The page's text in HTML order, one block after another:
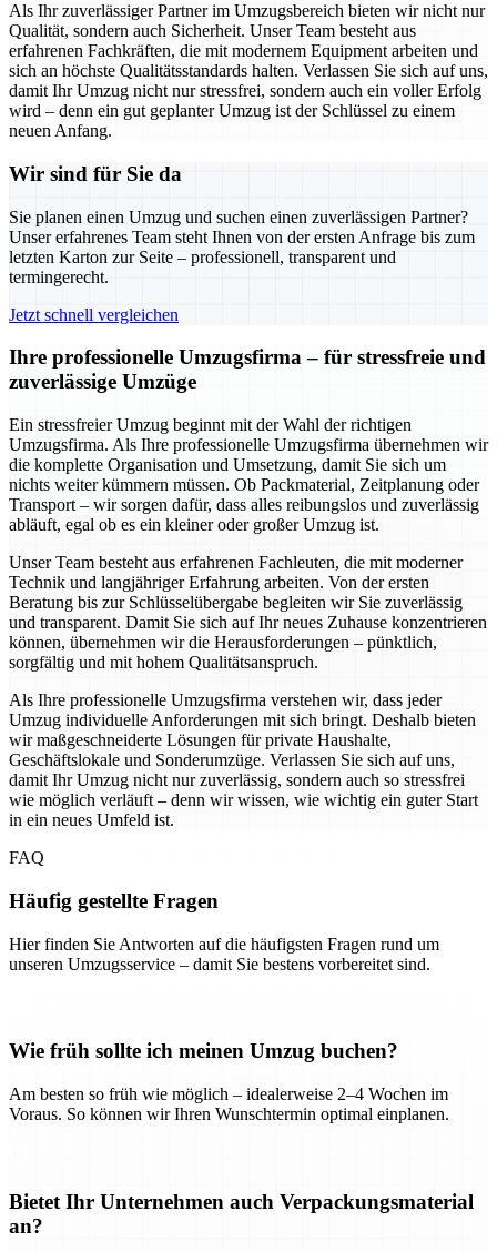
Als Ihr zuverlässiger Partner im Umzugsbereich bieten wir nicht nur
Qualität, sondern auch Sicherheit. Unser Team besteht aus
erfahrenen Fachkräften, die mit modernem Equipment arbeiten und
sich an höchste Qualitätsstandards halten. Verlassen Sie sich auf uns,
damit Ihr Umzug nicht nur stressfrei, sondern auch ein voller Erfolg
wird – denn ein gut geplanter Umzug ist der Schlüssel zu einem
neuen Anfang.
Wir sind für Sie da
Sie planen einen Umzug und suchen einen zuverlässigen Partner?
Unser erfahrenes Team steht Ihnen von der ersten Anfrage bis zum
letzten Karton zur Seite – professionell, transparent und
termingerecht.
Jetzt schnell vergleichen
Ihre professionelle Umzugsfirma – für stressfreie und
zuverlässige Umzüge
Ein stressfreier Umzug beginnt mit der Wahl der richtigen
Umzugsfirma. Als Ihre professionelle Umzugsfirma übernehmen wir
die komplette Organisation und Umsetzung, damit Sie sich um
nichts weiter kümmern müssen. Ob Packmaterial, Zeitplanung oder
Transport – wir sorgen dafür, dass alles reibungslos und zuverlässig
abläuft, egal ob es ein kleiner oder großer Umzug ist.
Unser Team besteht aus erfahrenen Fachleuten, die mit moderner
Technik und langjähriger Erfahrung arbeiten. Von der ersten
Beratung bis zur Schlüsselübergabe begleiten wir Sie zuverlässig
und transparent. Damit Sie sich auf Ihr neues Zuhause konzentrieren
können, übernehmen wir die Herausforderungen – pünktlich,
sorgfältig und mit hohem Qualitätsanspruch.
Als Ihre professionelle Umzugsfirma verstehen wir, dass jeder
Umzug individuelle Anforderungen mit sich bringt. Deshalb bieten
wir maßgeschneiderte Lösungen für private Haushalte,
Geschäftslokale und Sonderumzüge. Verlassen Sie sich auf uns,
damit Ihr Umzug nicht nur zuverlässig, sondern auch so stressfrei
wie möglich verläuft – denn wir wissen, wie wichtig ein guter Start
in ein neues Umfeld ist.
FAQ
Häufig gestellte Fragen
Hier finden Sie Antworten auf die häufigsten Fragen rund um
unseren Umzugsservice – damit Sie bestens vorbereitet sind.
Wie früh sollte ich meinen Umzug buchen?
Am besten so früh wie möglich – idealerweise 2–4 Wochen im
Voraus. So können wir Ihren Wunschtermin optimal einplanen.
Bietet Ihr Unternehmen auch Verpackungsmaterial
an?